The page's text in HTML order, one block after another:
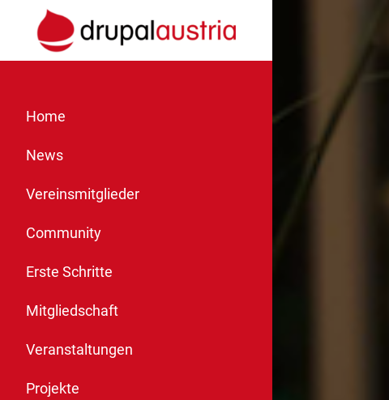
Home
News
Vereinsmitglieder
Community
Erste Schritte
Mitgliedschaft
Veranstaltungen
Projekte